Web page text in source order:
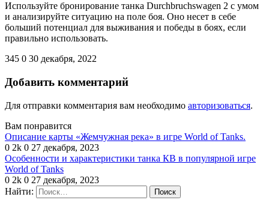
Используйте бронирование танка Durchbruchswagen 2 с умом
и анализируйте ситуацию на поле боя. Оно несет в себе
больший потенциал для выживания и победы в боях, если
правильно использовать.
345 0 30 декабря, 2022
Добавить комментарий
Для отправки комментария вам необходимо авторизоваться.
Вам понравится
Описание карты «Жемчужная река» в игре World of Tanks.
0 2k 0 27 декабря, 2023
Особенности и характеристики танка КВ в популярной игре
World of Tanks
0 2k 0 27 декабря, 2023
Найти: